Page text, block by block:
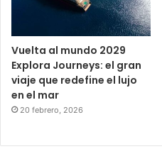
Vuelta al mundo 2029
Explora Journeys: el gran
viaje que redefine el lujo
en el mar
20 febrero, 2026